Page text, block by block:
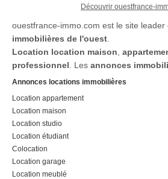
Découvrir ouestfrance-
ouestfrance-immo.com est le site leader
immobilières de l'ouest
Location location maison
professionnel . Les annonces
Annonces locations immobilières
Location appartement
Location maison
Location studio
Location étudiant
Colocation
Location garage
Location meublé